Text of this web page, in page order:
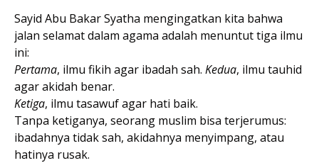
Sayid Abu Bakar Syatha mengingatkan kita bahwa
jalan selamat dalam agama adalah menuntut tiga ilmu
ini:
Pertama, ilmu fikih agar ibadah sah. Kedua, ilmu tauhid
agar akidah benar.
Ketiga, ilmu tasawuf agar hati baik.
Tanpa ketiganya, seorang muslim bisa terjerumus:
ibadahnya tidak sah, akidahnya menyimpang, atau
hatinya rusak.